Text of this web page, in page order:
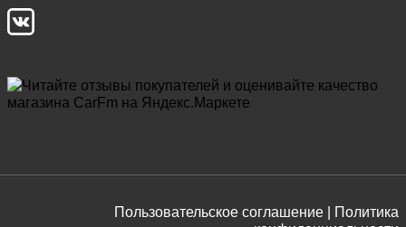
Пользовательское соглашение |
Политика